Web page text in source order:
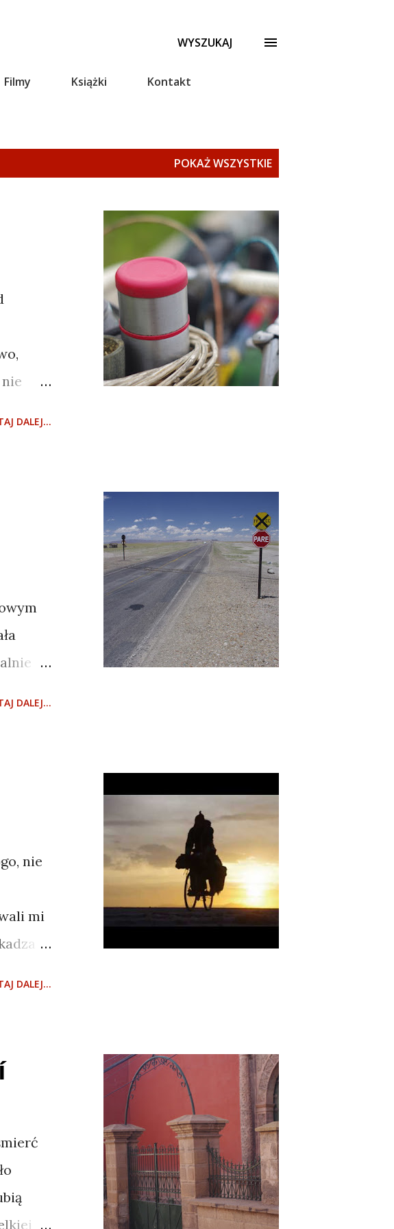
WYSZUKAJ
Filmy Książki Kontakt
POKAŻ WSZYSTKIE
–
jesteś
do
DALEJ...
to
nie
DALEJ...
nie
mi
w
DALEJ...